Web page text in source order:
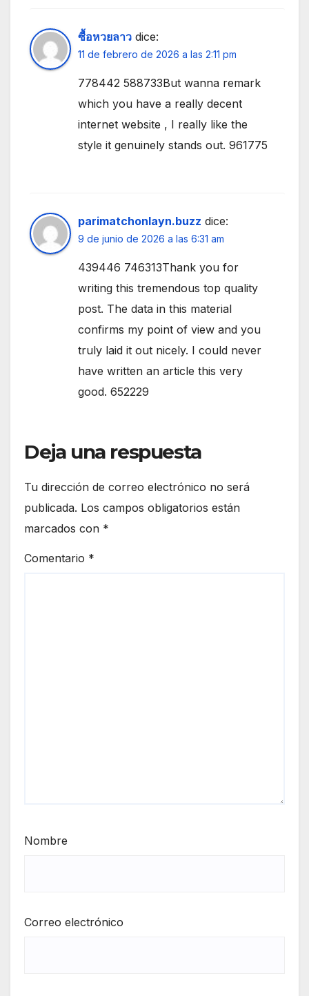
ซื้อหวยลาว dice:
11 de febrero de 2026 a las 2:11 pm
778442 588733But wanna remark
which you have a really decent
internet website , I really like the
style it genuinely stands out. 961775
parimatchonlayn.buzz dice:
9 de junio de 2026 a las 6:31 am
439446 746313Thank you for
writing this tremendous top quality
post. The data in this material
confirms my point of view and you
truly laid it out nicely. I could never
have written an article this very
good. 652229
Deja una respuesta
Tu dirección de correo electrónico no será
publicada. Los campos obligatorios están
marcados con *
Comentario *
Nombre
Correo electrónico